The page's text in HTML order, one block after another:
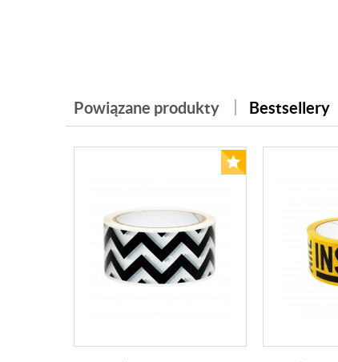
Powiązane produkty Bestsellery